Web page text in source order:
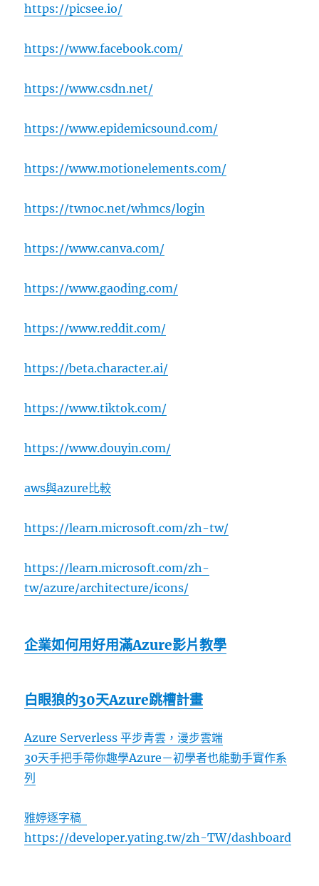
https://picsee.io/
https://www.facebook.com/
https://www.csdn.net/
https://www.epidemicsound.com/
https://www.motionelements.com/
https://twnoc.net/whmcs/login
https://www.canva.com/
https://www.gaoding.com/
https://www.reddit.com/
https://beta.character.ai/
https://www.tiktok.com/
https://www.douyin.com/
aws與azure比較
https://learn.microsoft.com/zh-tw/
https://learn.microsoft.com/zh-
tw/azure/architecture/icons/
企業如何用好用滿Azure影片教學
白眼狼的30天Azure跳槽計畫
Azure Serverless 平步青雲，漫步雲端
30天手把手帶你趣學Azure－初學者也能動手實作系
列
雅婷逐字稿
https://developer.yating.tw/zh-TW/dashboard